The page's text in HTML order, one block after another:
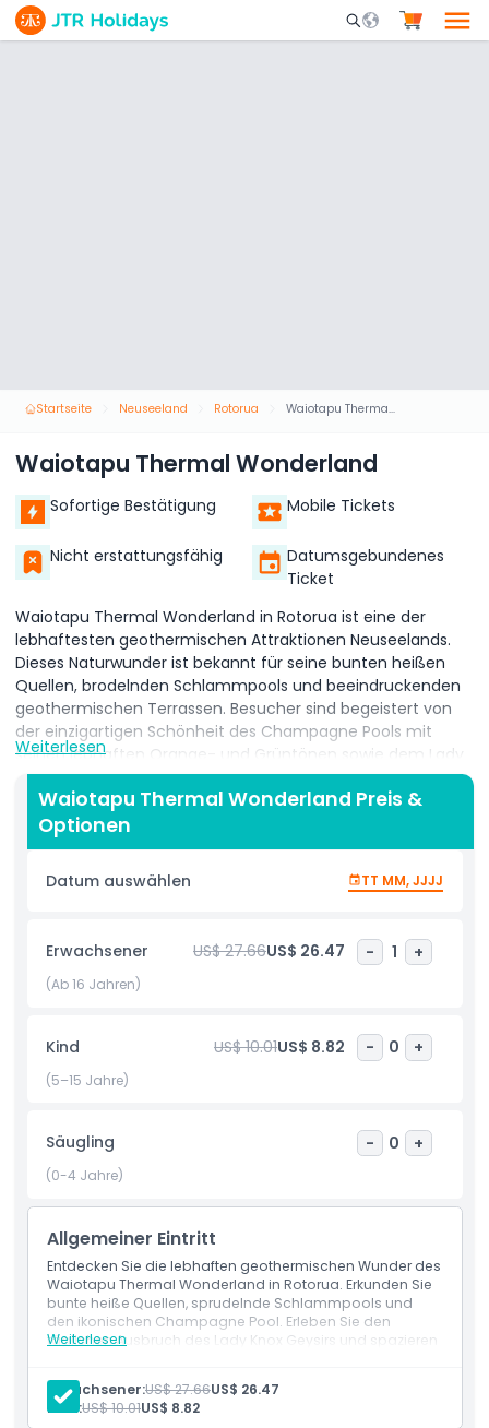
Mobile Search
Startseite Neuseeland Rotorua Waiotapu Thermal Wonderland
Waiotapu Thermal Wonderland
Sofortige Bestätigung Mobile Tickets
Nicht erstattungsfähig
Datumsgebundenes
Ticket
Waiotapu Thermal Wonderland in Rotorua ist eine der
lebhaftesten geothermischen Attraktionen Neuseelands.
Dieses Naturwunder ist bekannt für seine bunten heißen
Quellen, brodelnden Schlammpools und beeindruckenden
geothermischen Terrassen. Besucher sind begeistert von
der einzigartigen Schönheit des Champagne Pools mit
seinen lebhaften Orange- und Grüntönen sowie dem Lady
Knox Geysir, der täglich in einer spektakulären Show
ausbricht.
Das Gebiet ist ein geothermisches Paradies mit
außerweltlichen Landschaften, die die Kraft der Natur
Muss für jeden, der Rotorua erkundet, und bietet eine
Mischung aus Wissenschaft, Natur und Schönheit. Es ist ein
perfekter Ort für Fotografen, Familien und Abenteurer, die
detaillierten Informationen über die geothermische
Aktivität verspricht das Waiotapu Thermal Wonderland ein
faszinierendes und unvergessliches Erlebnis.
Highlights
Inklusivleistungen
Richtlinie für Kinder und Erwachsene
Öffnungszeiten
Weiterlesen
Waiotapu Thermal Wonderland Preis &
Optionen
Datum auswählen TT MM, JJJJ
Erwachsener US$ 27.66US$ 26.47 - 1 +
(Ab 16 Jahren)
Kind US$ 10.01US$ 8.82 - 0 +
(5–15 Jahre)
Säugling - 0 +
(0-4 Jahre)
Allgemeiner Eintritt
Entdecken Sie die lebhaften geothermischen Wunder des
Waiotapu Thermal Wonderland in Rotorua. Erkunden Sie
bunte heiße Quellen, sprudelnde Schlammpools und
den ikonischen Champagne Pool. Erleben Sie den
täglichen Ausbruch des Lady Knox Geysirs und spazieren
Natur zeigen. Ein Muss für Naturliebhaber und
Abenteuerlustige.
Weiterlesen
Erwachsener:US$ 27.66US$ 26.47
Kind:US$ 10.01US$ 8.82